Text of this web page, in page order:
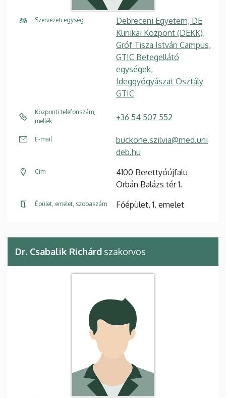
Szervezeti egység
Debreceni Egyetem, DE
Klinikai Központ (DEKK),
Gróf Tisza István Campus,
GTIC Betegellátó
egységek,
Ideggyógyászat Osztály
GTIC
Központi telefonszám,
mellék
+36 54 507 552
E-mail
buckone.szilvia@med.uni
deb.hu
Cím
4100 Berettyóújfalu
Orbán Balázs tér 1.
Épület, emelet, szobaszám Főépület, 1. emelet
Dr. Csabalik Richárd szakorvos